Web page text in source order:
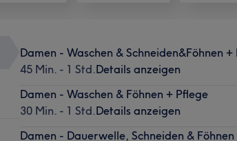
Damen - Waschen & Schneiden&Föhnen +
45 Min. - 1 Std.Details anzeigen
Damen - Waschen & Föhnen + Pflege
30 Min. - 1 Std.Details anzeigen
Damen - Dauerwelle, Schneiden & Föhnen